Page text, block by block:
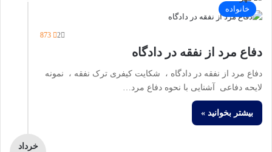
خانواده
2
دفاع مرد از نفقه در دادگاه
دفاع مرد از نفقه در دادگاه ، شکایت کیفری ترک نفقه ، نمونه
لایحه دفاعی آشنایی با نحوه دفاع مرد…
بیشتر بخوانید »
خرداد